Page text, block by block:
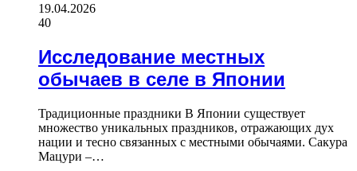
19.04.2026
40
Исследование местных
обычаев в селе в Японии
Традиционные праздники В Японии существует
множество уникальных праздников, отражающих дух
нации и тесно связанных с местными обычаями. Сакура
Мацури –…